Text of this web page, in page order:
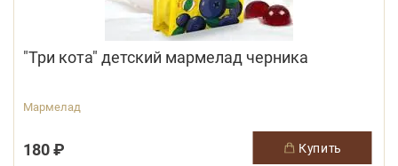
"Три кота" детский мармелад черника
Мармелад
180 ₽ купить